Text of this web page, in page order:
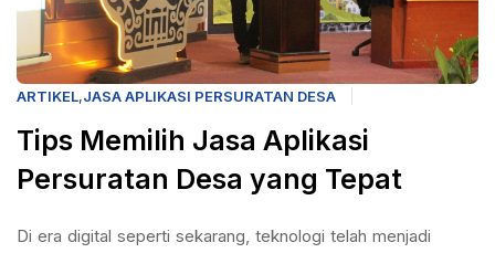
ARTIKEL,JASA APLIKASI PERSURATAN DESA
Tips Memilih Jasa Aplikasi
Persuratan Desa yang Tepat
Di era digital seperti sekarang, teknologi telah menjadi